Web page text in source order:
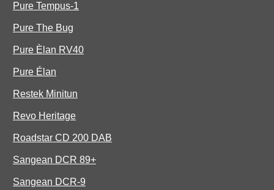
Pure Tempus-1
Pure The Bug
Pure Èlan RV40
Pure Élan
Restek Minitun
Revo Heritage
Roadstar CD 200 DAB
Sangean DCR 89+
Sangean DCR-9